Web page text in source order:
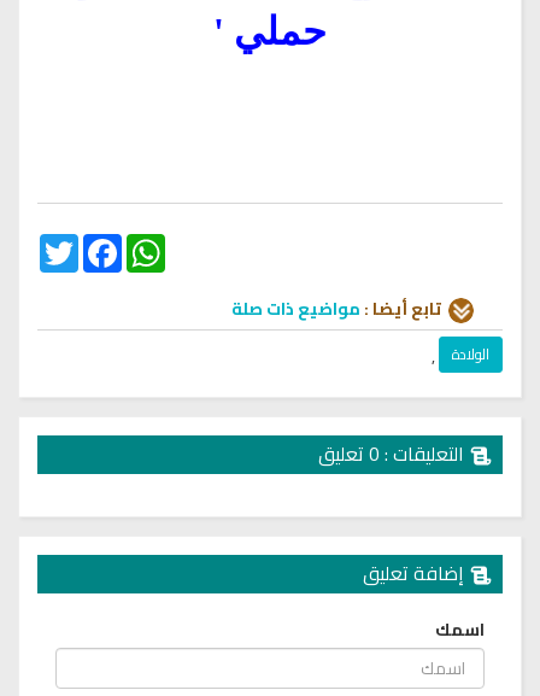
حملي '
Twitter
FacebookWhatsApp
تابع أيضا :مواضيع ذات صلة
الولادة ,
التعليقات : 0 تعليق
إضافة تعليق
اسمك